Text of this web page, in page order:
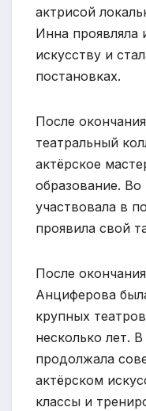
актрисой
Инна проявляла
искусству и
постановках.
После
театральный
актёрское
образование.
участвовала в
проявила свой
После
Анциферова
крупных
несколько лет.
продолжала
актёрском
классы и